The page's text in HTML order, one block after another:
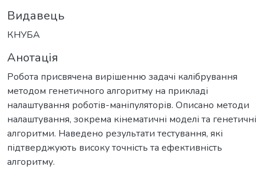
Видавець
КНУБА
Анотація
Робота присвячена вирішенню задачі калібрування
методом генетичного алгоритму на прикладі
налаштування роботів-маніпуляторів. Описано методи
налаштування, зокрема кінематичні моделі та генетичні
алгоритми. Наведено результати тестування, які
підтверджують високу точність та ефективність
алгоритму.